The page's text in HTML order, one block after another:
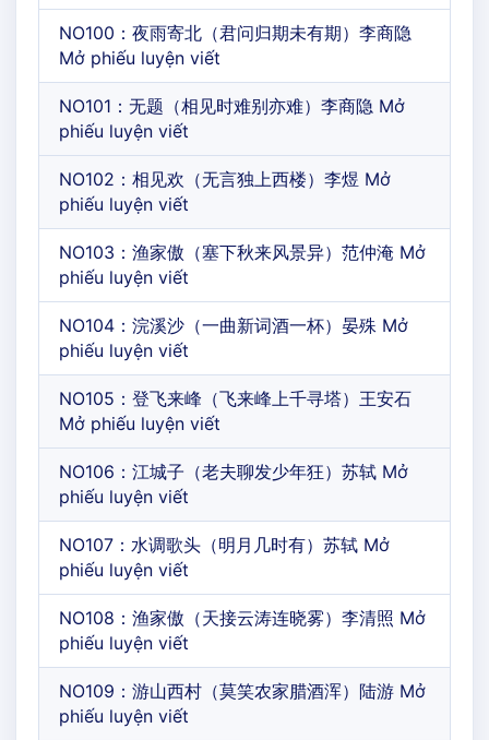
NO100：夜雨寄北（君问归期未有期）李商隐
Mở phiếu luyện viết
NO101：无题（相见时难别亦难）李商隐 Mở
phiếu luyện viết
NO102：相见欢（无言独上西楼）李煜 Mở
phiếu luyện viết
NO103：渔家傲（塞下秋来风景异）范仲淹 Mở
phiếu luyện viết
NO104：浣溪沙（一曲新词酒一杯）晏殊 Mở
phiếu luyện viết
NO105：登飞来峰（飞来峰上千寻塔）王安石
Mở phiếu luyện viết
NO106：江城子（老夫聊发少年狂）苏轼 Mở
phiếu luyện viết
NO107：水调歌头（明月几时有）苏轼 Mở
phiếu luyện viết
NO108：渔家傲（天接云涛连晓雾）李清照 Mở
phiếu luyện viết
NO109：游山西村（莫笑农家腊酒浑）陆游 Mở
phiếu luyện viết